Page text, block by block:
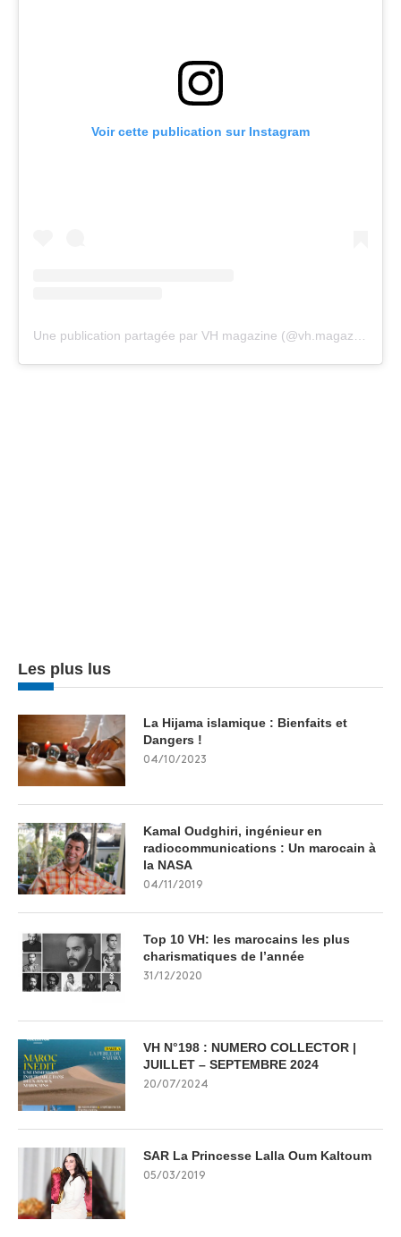
Voir cette publication sur Instagram
Les plus lus
La Hijama islamique : Bienfaits et
Dangers !
04/10/2023
Kamal Oudghiri, ingénieur en
radiocommunications : Un marocain à
la NASA
04/11/2019
Top 10 VH: les marocains les plus
charismatiques de l’année
31/12/2020
VH N°198 : NUMERO COLLECTOR |
JUILLET – SEPTEMBRE 2024
20/07/2024
SAR La Princesse Lalla Oum Kaltoum
05/03/2019